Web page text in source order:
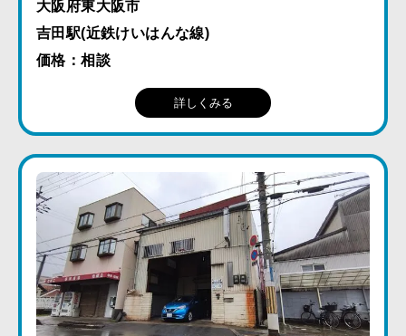
大阪府東大阪市
吉田駅(近鉄けいはんな線)
価格：相談
詳しくみる